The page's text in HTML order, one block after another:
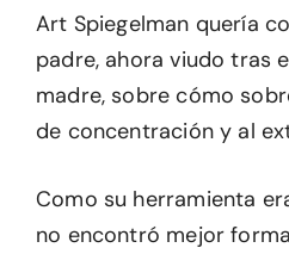
Art Spiegelman quería
padre, ahora viudo tras
madre, sobre cómo
de concentración y al
Como su herramienta
no encontró mejor